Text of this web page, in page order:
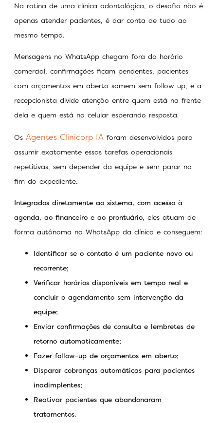
Na rotina de uma clínica odontológica, o desafio não é
apenas atender pacientes, é dar conta de tudo ao
mesmo tempo.
Mensagens no WhatsApp chegam fora do horário
comercial, confirmações ficam pendentes, pacientes
com orçamentos em aberto somem sem follow-up, e a
recepcionista divide atenção entre quem está na frente
dela e quem está no celular esperando resposta.
Os Agentes Clinicorp IA foram desenvolvidos para
assumir exatamente essas tarefas operacionais
repetitivas, sem depender da equipe e sem parar no
fim do expediente.
Integrados diretamente ao sistema, com acesso à
agenda, ao financeiro e ao prontuário, eles atuam de
forma autônoma no WhatsApp da clínica e conseguem:
Identificar se o contato é um paciente novo ou
recorrente;
Verificar horários disponíveis em tempo real e
concluir o agendamento sem intervenção da
equipe;
Enviar confirmações de consulta e lembretes de
retorno automaticamente;
Fazer follow-up de orçamentos em aberto;
Disparar cobranças automáticas para pacientes
inadimplentes;
Reativar pacientes que abandonaram
tratamentos.